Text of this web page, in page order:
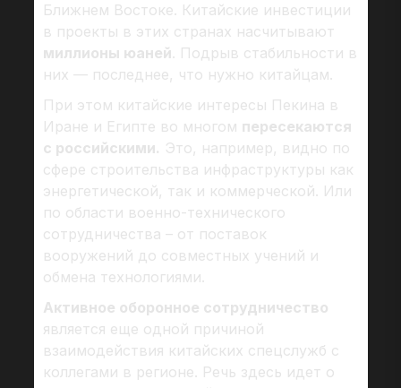
Ближнем Востоке. Китайские инвестиции
в проекты в этих странах насчитывают
миллионы юаней. Подрыв стабильности в
них — последнее, что нужно китайцам.
При этом китайские интересы Пекина в
Иране и Египте во многом пересекаются
с российскими. Это, например, видно по
сфере строительства инфраструктуры как
энергетической, так и коммерческой. Или
по области военно-технического
сотрудничества – от поставок
вооружений до совместных учений и
обмена технологиями.
Активное оборонное сотрудничество
является еще одной причиной
взаимодействия китайских спецслужб с
коллегами в регионе. Речь здесь идет о